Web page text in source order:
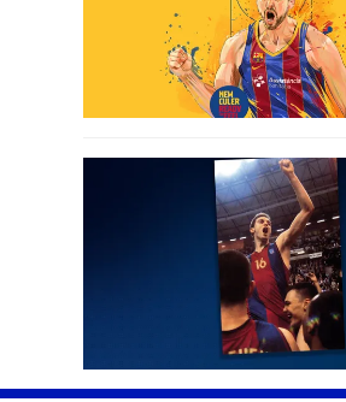
FC Barcelona club badge